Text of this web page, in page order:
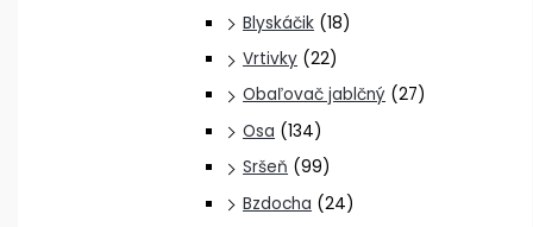
Blyskáčik (18)
Vrtivky (22)
Obaľovač jablčný (27)
Osa (134)
Sršeň (99)
Bzdocha (24)